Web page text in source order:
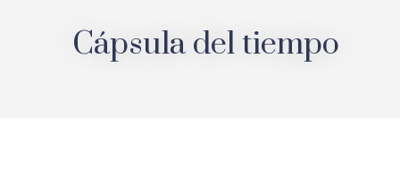
Cápsula del tiempo